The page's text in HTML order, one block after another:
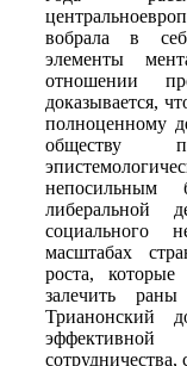
вобрала в
элементы
отношении
доказывается,
полноценному
обществу
непосильным
либеральной
социального
масштабах
роста,
залечить
Трианонский
эффективной
сотрудничества,